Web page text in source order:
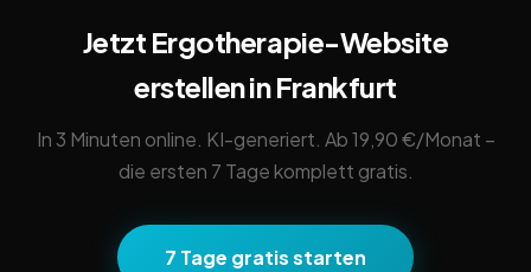
Jetzt Ergotherapie-Website
erstellen in Frankfurt
In 3 Minuten online. KI-generiert. Ab 19,90 €/Monat –
die ersten 7 Tage komplett gratis.
7 Tage gratis starten